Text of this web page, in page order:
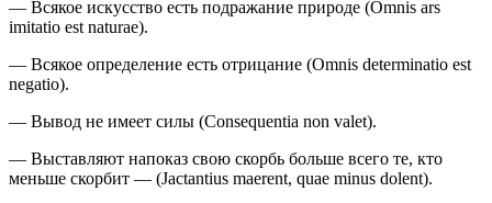
— Всякое искусство есть подражание природе (Omnis ars
imitatio est naturae).
— Всякое определение есть отрицание (Omnis determinatio est
negatio).
— Вывод не имеет силы (Consequentia non valet).
— Выставляют напоказ свою скорбь больше всего те, кто
меньше скорбит — (Jactantius maerent, quae minus dolent).